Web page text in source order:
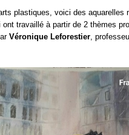
plastiques, voici des aquarelles
ont travaillé à partir de 2 thèmes
Véronique Leforestier ,